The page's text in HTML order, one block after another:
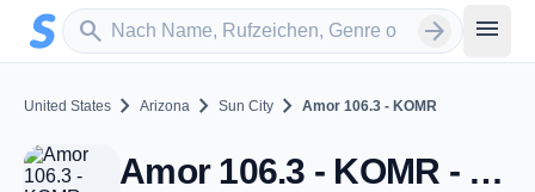
Zum Hauptinhalt springen
search
Sender suchen arrow_forward menu
United States chevron_right Arizona chevron_right Sun City chevron_right Amor 106.3 - KOMR
Amor 106.3 - KOMR - FM 106.3 - Sun City, AZ